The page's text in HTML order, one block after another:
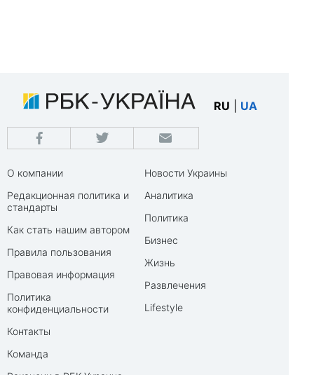
RU UA
О компании
Редакционная политика и
стандарты
Как стать нашим автором
Правила пользования
Правовая информация
Политика
конфиденциальности
Контакты
Команда
Новости Украины
Аналитика
Политика
Бизнес
Жизнь
Развлечения
Lifestyle